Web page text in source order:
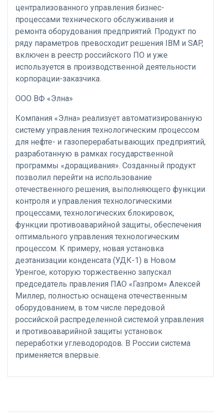
централизованного управления бизнес-
процессами технического обслуживания и
ремонта оборудования предприятий. Продукт по
ряду параметров превосходит решения IBM и SAP,
включен в реестр российского ПО и уже
используется в производственной деятельности
корпорации-заказчика.
ООО ВФ «Элна»
Компания «Элна» реализует автоматизированную
систему управления технологическим процессом
для нефте- и газоперерабатывающих предприятий,
разработанную в рамках государственной
программы «доращивания». Созданный продукт
позволил перейти на использование
отечественного решения, выполняющего функции
контроля и управления технологическими
процессами, технологических блокировок,
функции противоаварийной защиты, обеспечения
оптимального управления технологическим
процессом. К примеру, новая установка
деэтанизации конденсата (УДК-1) в Новом
Уренгое, которую торжественно запускал
председатель правления ПАО «Газпром» Алексей
Миллер, полностью оснащена отечественным
оборудованием, в том числе передовой
российской распределенной системой управления
и противоаварийной защиты установок
переработки углеводородов. В России система
применяется впервые.